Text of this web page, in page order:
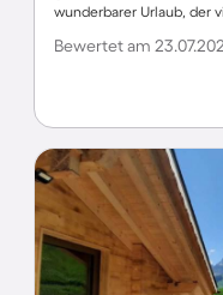
wunderbarer Urlaub, der
Bewertet am